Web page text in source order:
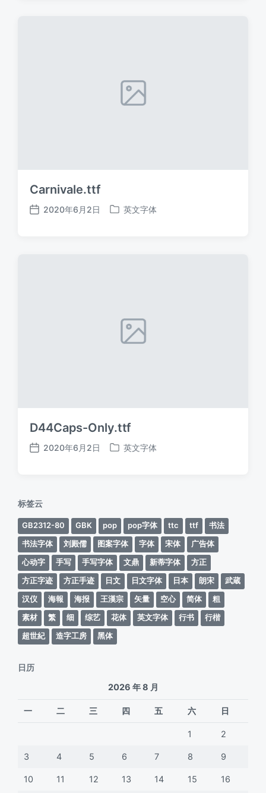
Carnivale.ttf
发
2020年6月2日
发
英文字体
D44Caps-Only.ttf
发
2020年6月2日
发
英文字体
标签云
GB2312-80 GBK pop pop字体 ttc ttf
书法
书法字体
刘殿儒 图案字体 字体 宋体
广告体
心动字
手写 手写字体 文鼎 新蒂字体
方正
方正字迹
方正手迹 日文 日文字体 日本 朗宋
武蔵
汉仪
海報 海报 王漢宗 矢量 空心 简体
粗
素材
繁 细 综艺 花体 英文字体 行书
行楷
超世紀
造字工房 黑体
日历
2026 年 8 月
一 二 三 四 五 六 日
1 2
3 4 5 6 7 8 9
10 11 12 13 14 15 16